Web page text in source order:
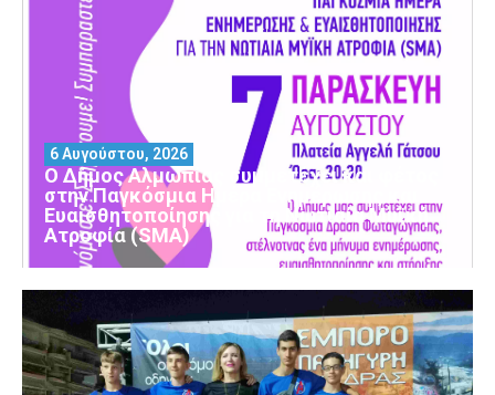
Ο Δήμος Αλμωπίας συμμετέχει και φέτος
στην Παγκόσμια Ημέρα Ενημέρωσης και
Ευαισθητοποίησης για τη Νωτιαία Μυϊκή
Ατροφία (SMA)
6 Αυγούστου, 2026